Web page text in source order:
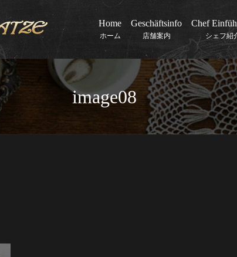
Home
ホーム
Geschäftsinfo
店舗案内
Chef
シェフ紹
image08